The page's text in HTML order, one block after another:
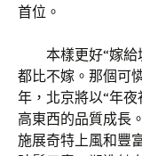
首位。
本樣更好“嫁給
都比不嫁。那個可
年，北京將以“年
高東西的品質成長
施展奇特上風和豐